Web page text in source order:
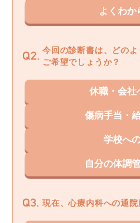
よくわか
今回の診断書は、どの
ご希望でしょうか？
休職・会社
傷病手当・
学校へ
自分の体調
現在、心療内科への通院